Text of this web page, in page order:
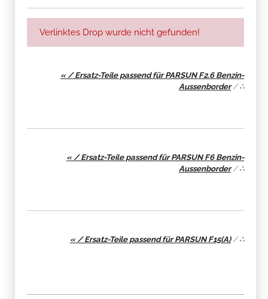
Verlinktes Drop wurde nicht gefunden!
« / Ersatz-Teile passend für PARSUN F2.6 Benzin-
Aussenborder/∴
« / Ersatz-Teile passend für PARSUN F6 Benzin-
Aussenborder/∴
« / Ersatz-Teile passend für PARSUN F15(A)/∴